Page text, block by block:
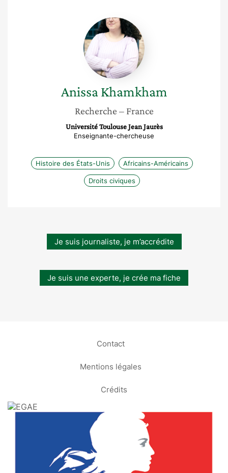
Anissa
Khamkham
Anissa Khamkham
Recherche – France
Université Toulouse Jean Jaurès
Enseignante-chercheuse
Histoire des États-Unis Africains-Américains
Droits civiques
Je suis journaliste, je m’accrédite
Je suis une experte, je crée ma fiche
Contact
Mentions légales
Crédits